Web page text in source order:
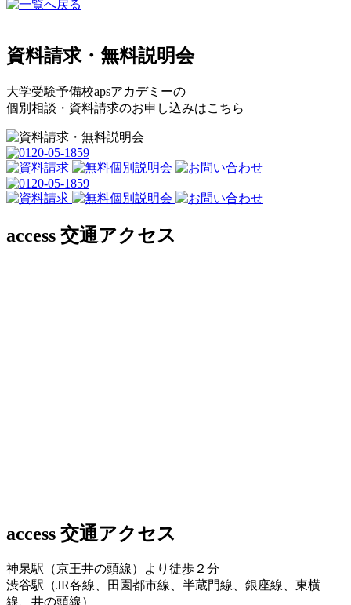
資料請求・無料説明会
大学受験予備校apsアカデミーの
個別相談・資料請求のお申し込みはこちら
access 交通アクセス
access 交通アクセス
神泉駅（京王井の頭線）より徒歩２分
渋谷駅（JR各線、田園都市線、半蔵門線、銀座線、東横
線、井の頭線）